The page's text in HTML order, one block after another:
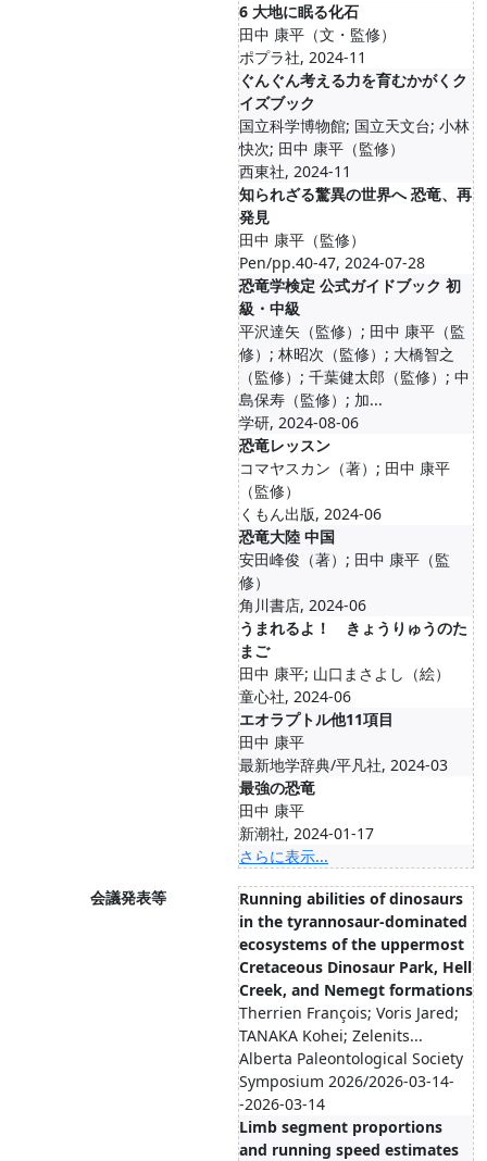
6 大地に眠る化石
田中 康平（文・監修）
ポプラ社, 2024-11
ぐんぐん考える力を育むかがくク
イズブック
国立科学博物館; 国立天文台; 小林
快次; 田中 康平（監修）
西東社, 2024-11
知られざる驚異の世界へ 恐竜、再
発見
田中 康平（監修）
Pen/pp.40-47, 2024-07-28
恐竜学検定 公式ガイドブック 初
級・中級
平沢達矢（監修）; 田中 康平（監
修）; 林昭次（監修）; 大橋智之
（監修）; 千葉健太郎（監修）; 中
島保寿（監修）; 加...
学研, 2024-08-06
恐竜レッスン
コマヤスカン（著）; 田中 康平
（監修）
くもん出版, 2024-06
恐竜大陸 中国
安田峰俊（著）; 田中 康平（監
修）
角川書店, 2024-06
うまれるよ！ きょうりゅうのた
まご
田中 康平; 山口まさよし（絵）
童心社, 2024-06
エオラプトル他11項目
田中 康平
最新地学辞典/平凡社, 2024-03
最強の恐竜
田中 康平
新潮社, 2024-01-17
さらに表示...
会議発表等
Running abilities of dinosaurs
in the tyrannosaur-dominated
ecosystems of the uppermost
Cretaceous Dinosaur Park, Hell
Creek, and Nemegt formations
Therrien François; Voris Jared;
TANAKA Kohei; Zelenits...
Alberta Paleontological Society
Symposium 2026/2026-03-14-
-2026-03-14
Limb segment proportions
and running speed estimates